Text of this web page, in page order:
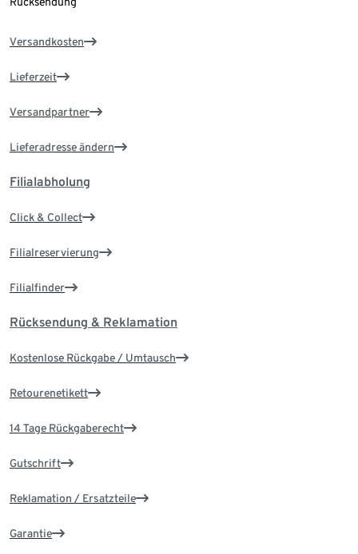
Versandkosten
Lieferzeit
Versandpartner
Lieferadresse ändern
Filialabholung
Click & Collect
Filialreservierung
Filialfinder
Rücksendung & Reklamation
Kostenlose Rückgabe / Umtausch
Retourenetikett
14 Tage Rückgaberecht
Gutschrift
Reklamation / Ersatzteile
Garantie